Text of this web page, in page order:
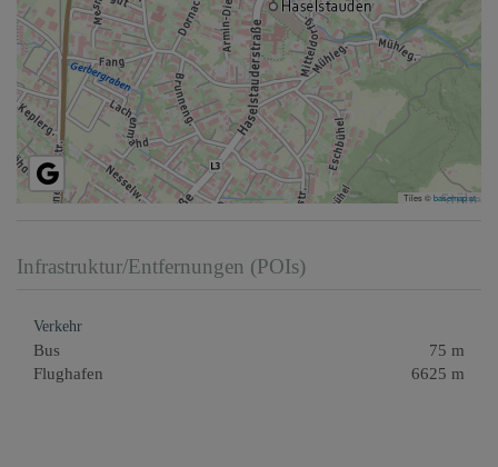
Tiles ©basemap.at
Infrastruktur/Entfernungen (POIs)
Verkehr
Bus
75 m
Flughafen
6625 m